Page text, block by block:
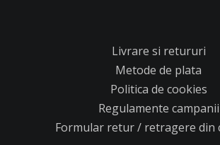
Livrare si retururi
Metode de plata
Politica de cookies
Regulamente campanii
Formular retur / retragere din